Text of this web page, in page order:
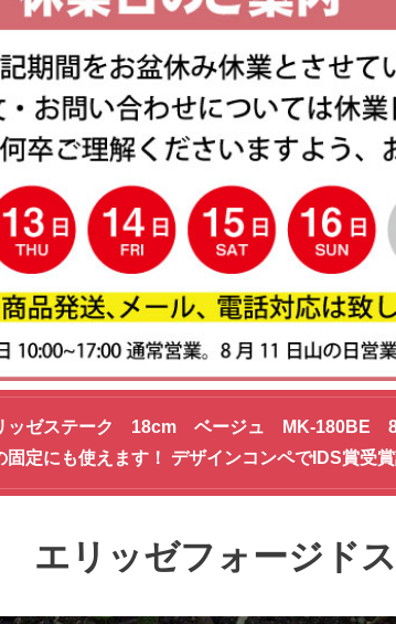
ッゼステーク 18cm ベージュ MK-180BE
定にも使えます！ デザインコンペでIDS賞受
エリッゼフォージド